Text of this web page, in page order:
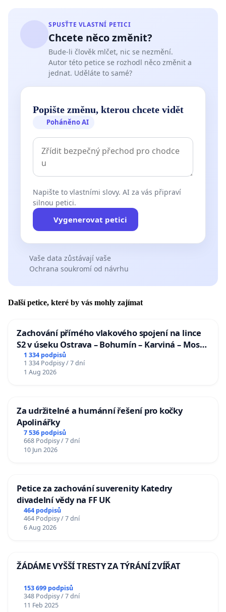
SPUSŤTE VLASTNÍ PETICI
Chcete něco změnit?
Bude-li člověk mlčet, nic se nezmění.
Autor této petice se rozhodl něco změnit a
jednat. Uděláte to samé?
Popište změnu, kterou chcete vidět
Poháněno AI
Napište to vlastními slovy. AI za vás připraví
silnou petici.
Vygenerovat petici
Vaše data zůstávají vaše
Ochrana soukromí od návrhu
Další petice, které by vás mohly zajímat
Zachování přímého vlakového spojení na lince
S2 v úseku Ostrava – Bohumín – Karviná – Mosty
u Jablunkova
1 334 podpisů
1 334 Podpisy / 7 dní
1 Aug 2026
Za udržitelné a humánní řešení pro kočky
Apolinářky
7 536 podpisů
668 Podpisy / 7 dní
10 Jun 2026
Petice za zachování suverenity Katedry
divadelní vědy na FF UK
464 podpisů
464 Podpisy / 7 dní
6 Aug 2026
ŽÁDÁME VYŠŠÍ TRESTY ZA TÝRÁNÍ ZVÍŘAT
153 699 podpisů
348 Podpisy / 7 dní
11 Feb 2025